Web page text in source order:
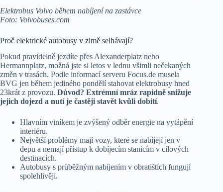
Elektrobus Volvo během nabíjení na zastávce
Foto: Volvobuses.com
Proč elektrické autobusy v zimě selhávají?
Pokud pravidelně jezdíte přes Alexanderplatz nebo
Hermannplatz, možná jste si letos v lednu všimli nečekaných
změn v trasách. Podle informací serveru Focus.de musela
BVG jen během jediného pondělí stahovat elektrobusy hned
23krát z provozu. Důvod? Extrémní mráz rapidně snižuje
jejich dojezd a nutí je častěji stavět kvůli dobití.
Hlavním viníkem je zvýšený odběr energie na vytápění
interiéru.
Největší problémy mají vozy, které se nabíjejí jen v
depu a nemají přístup k dobíjecím stanicím v cílových
destinacích.
Autobusy s průběžným nabíjením v obratištích fungují
spolehlivěji.